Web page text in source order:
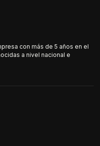
con más de 5 años en el
a nivel nacional e